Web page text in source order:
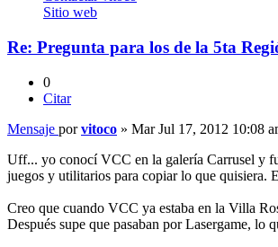
Sitio web
Re: Pregunta para los de la 5ta
0
Citar
Mensaje porvitoco » Mar Jul 17, 2012 10:08
Uff... yo conocí VCC en la galería Carrusel y
juegos y utilitarios para copiar lo que quisiera.
Creo que cuando VCC ya estaba en la Villa
Después supe que pasaban por Lasergame, lo